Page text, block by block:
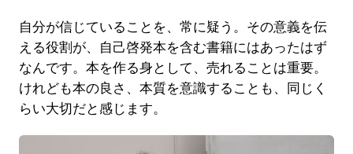
自分が信じていることを、常に疑う。その意義を伝
える役割が、自己啓発本を含む書籍にはあったはず
なんです。本を作る身として、売れることは重要。
けれども本の良さ、本質を意識することも、同じく
らい大切だと感じます。